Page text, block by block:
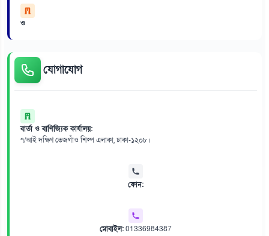
ও
যোগাযোগ
বার্তা ও বাণিজ্যিক কার্যালয়:
৭/আই দক্ষিণ তেজগাঁও শিল্প এলাকা, ঢাকা-১২০৮।
ফোন:
মোবাইল:01336984387